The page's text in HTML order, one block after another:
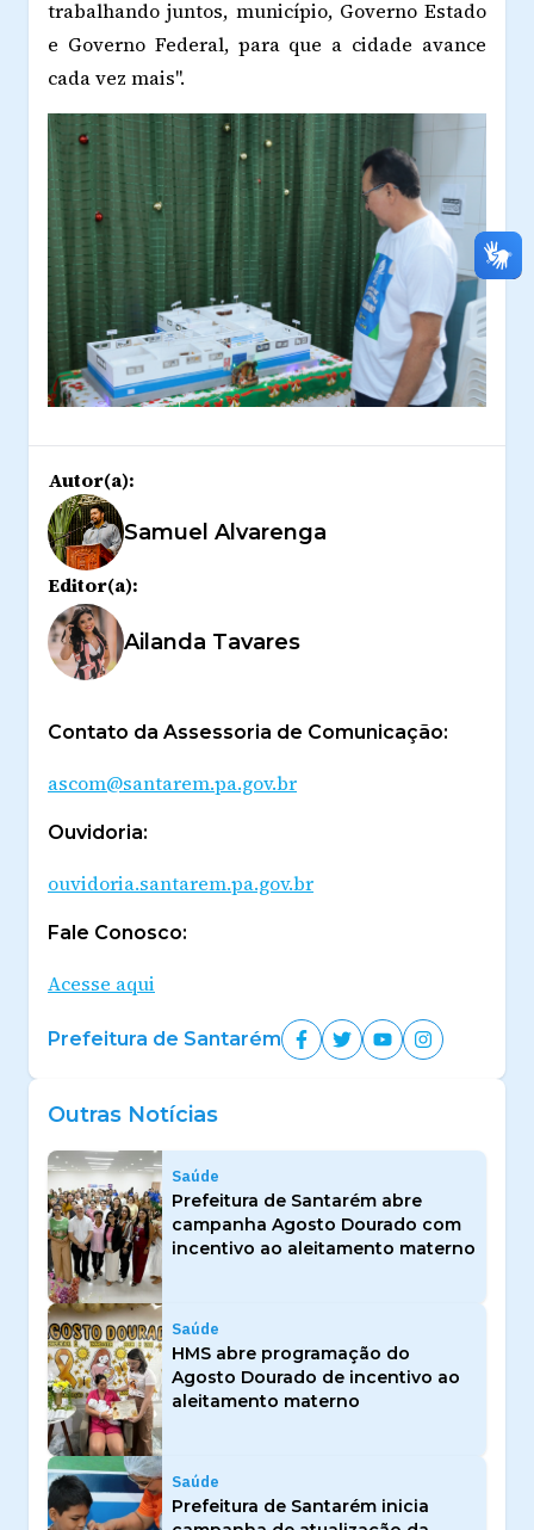
trabalhando juntos, município, Governo Estado
e Governo Federal, para que a cidade avance
cada vez mais".
Autor(a):
Samuel Alvarenga
Editor(a):
Ailanda Tavares
Contato da Assessoria de Comunicação:
ascom@santarem.pa.gov.br
Ouvidoria:
ouvidoria.santarem.pa.gov.br
Fale Conosco:
Acesse aqui
Prefeitura de Santarém
Outras Notícias
Saúde
Prefeitura de Santarém abre
campanha Agosto Dourado com
incentivo ao aleitamento materno
Saúde
HMS abre programação do
Agosto Dourado de incentivo ao
aleitamento materno
Saúde
Prefeitura de Santarém inicia